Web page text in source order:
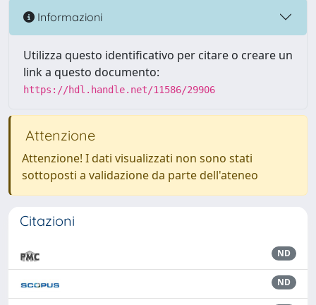
Informazioni
Utilizza questo identificativo per citare o creare un
link a questo documento:
https://hdl.handle.net/11586/29906
Attenzione
Attenzione! I dati visualizzati non sono stati
sottoposti a validazione da parte dell'ateneo
Citazioni
ND
ND